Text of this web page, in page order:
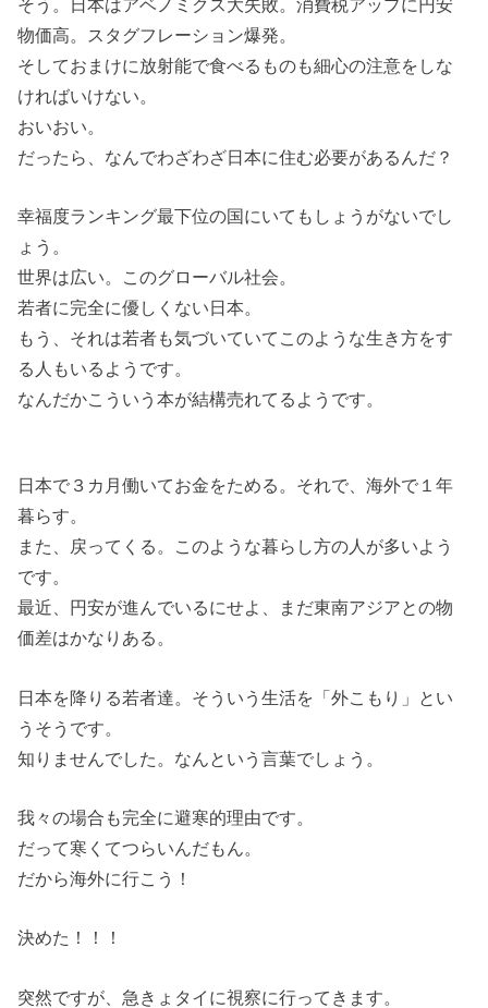
そう。日本はアベノミクス大失敗。消費税アップに円安
物価高。スタグフレーション爆発。
そしておまけに放射能で食べるものも細心の注意をしな
ければいけない。
おいおい。
だったら、なんでわざわざ日本に住む必要があるんだ？
幸福度ランキング最下位の国にいてもしょうがないでし
ょう。
世界は広い。このグローバル社会。
若者に完全に優しくない日本。
もう、それは若者も気づいていてこのような生き方をす
る人もいるようです。
なんだかこういう本が結構売れてるようです。
日本で３カ月働いてお金をためる。それで、海外で１年
暮らす。
また、戻ってくる。このような暮らし方の人が多いよう
です。
最近、円安が進んでいるにせよ、まだ東南アジアとの物
価差はかなりある。
日本を降りる若者達。そういう生活を「外こもり」とい
うそうです。
知りませんでした。なんという言葉でしょう。
我々の場合も完全に避寒的理由です。
だって寒くてつらいんだもん。
だから海外に行こう！
決めた！！！
突然ですが、急きょタイに視察に行ってきます。